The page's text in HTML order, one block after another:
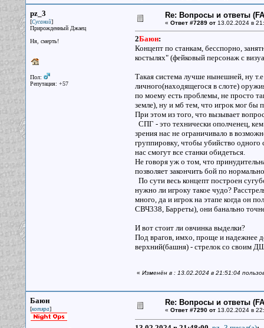
pz_3
[Сусаний]
Прирожденный Джаец
Ня, смерть!
Пол:
Репутация: +57
Re: Вопросы и ответы
« Ответ #7289 от13.02.2024 в
2Баюн:
Концепт по станкам, бесспорно,
костылях" (фейковый персонаж с
Такая система лучше нынешней, ну
личного(находящегося в слоте)
по моему есть проблемы, не просто
земле), ну и мб тем, что игрок мог бы
При этом из того, что вызывает
СПГ - это технически ополченец,
зрения нас не ограничивало в
группировку, чтобы убийство одного
нас смогут все станки обидеться.
Не говоря уж о том, что
позволяет закончить бой по
По сути весь концепт построен
нужно ли игроку такое чудо?
много, да и игрок на этапе когда он
СВЧ338, Барреты), они банально
И вот стоит ли овчинка выделки?
Под врагов, имхо, проще и надежнее
верхний(башня) - стрелок со своим
« Изменён в : 13.02.2024 в 21:51:04
Баюн
[котяра]
Re: Вопросы и ответы
« Ответ #7290 от13.02.2024 в